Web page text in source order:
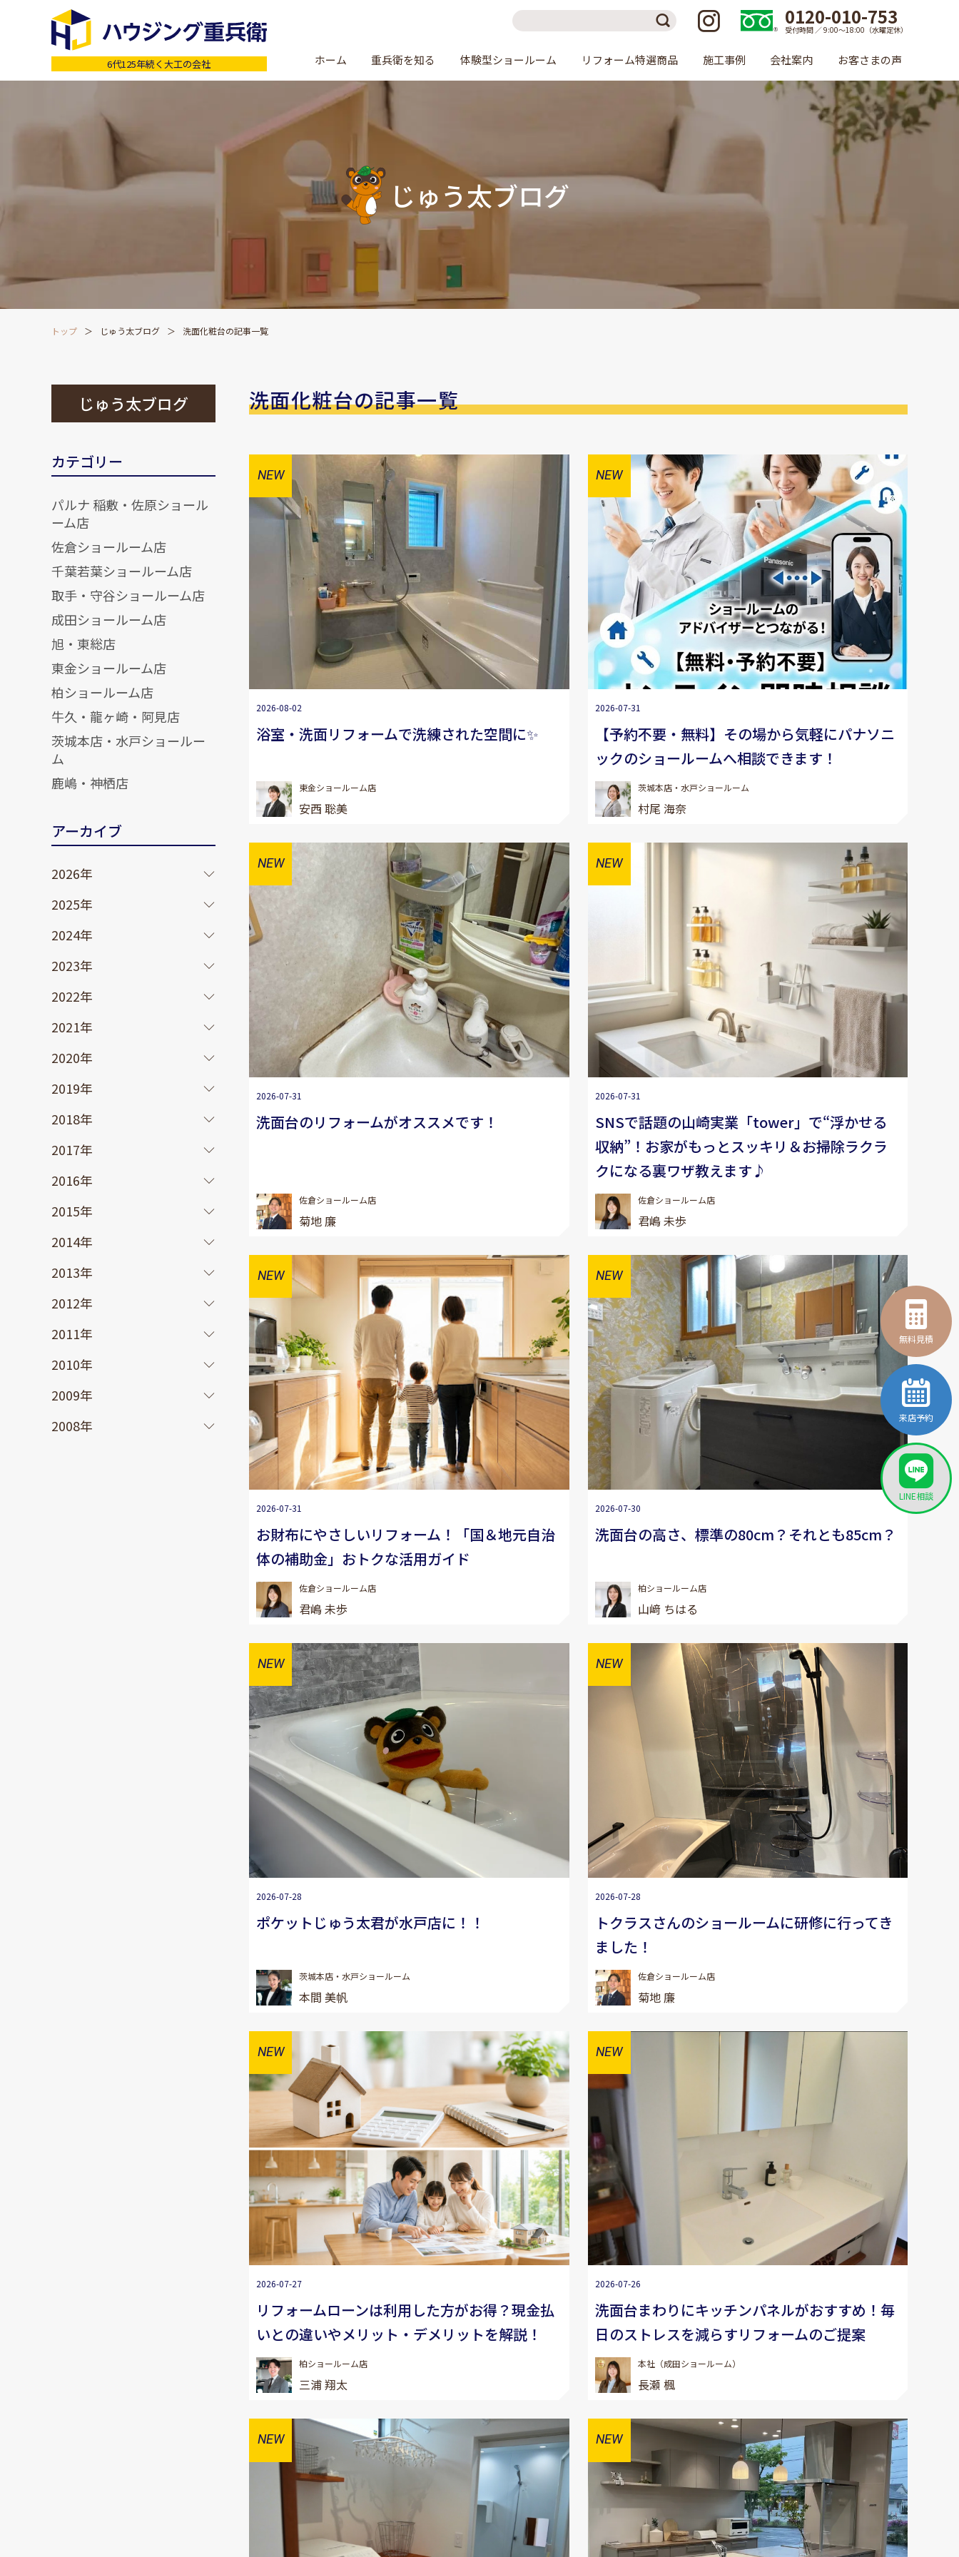
6代125年続く大工の会社
0120-010-753
受付時間 ／ 9:00〜18:00（水曜定休）
ホーム 重兵衛を知る 体験型ショールーム リフォーム特選商品 施工事例 会社案内 お客さまの声
じゅう太ブログ
トップ じゅう太ブログ 洗面化粧台の記事一覧
洗面化粧台の記事一覧
2026-08-02
浴室・洗面リフォームで洗練された空間に✨
東金ショールーム店
安西 聡美
2026-07-31
【予約不要・無料】その場から気軽にパナソニ
ックのショールームへ相談できます！
茨城本店・水戸ショールーム
村尾 海奈
2026-07-31
洗面台のリフォームがオススメです！
佐倉ショールーム店
菊地 廉
2026-07-31
SNSで話題の山崎実業「tower」で“浮かせる
収納”！お家がもっとスッキリ＆お掃除ラクラ
クになる裏ワザ教えます♪
佐倉ショールーム店
君嶋 未歩
2026-07-31
お財布にやさしいリフォーム！「国＆地元自治
体の補助金」おトクな活用ガイド
佐倉ショールーム店
君嶋 未歩
2026-07-30
洗面台の高さ、標準の80cm？それとも85cm？
柏ショールーム店
山﨑 ちはる
2026-07-28
ポケットじゅう太君が水戸店に！！
茨城本店・水戸ショールーム
本間 美帆
2026-07-28
トクラスさんのショールームに研修に行ってき
ました！
佐倉ショールーム店
菊地 廉
2026-07-27
リフォームローンは利用した方がお得？現金払
いとの違いやメリット・デメリットを解説！
柏ショールーム店
三浦 翔太
2026-07-26
洗面台まわりにキッチンパネルがおすすめ！毎
日のストレスを減らすリフォームのご提案
本社（成田ショールーム）
長瀬 楓
じゅう太ブログ
カテゴリー
パルナ 稲敷・佐原ショール
ーム店
佐倉ショールーム店
千葉若葉ショールーム店
取手・守谷ショールーム店
成田ショールーム店
旭・東総店
東金ショールーム店
柏ショールーム店
牛久・龍ヶ崎・阿見店
茨城本店・水戸ショールー
ム
鹿嶋・神栖店
アーカイブ
2026年
2025年
2024年
2023年
2022年
2021年
2020年
2019年
2018年
2017年
2016年
2015年
2014年
2013年
2012年
2011年
2010年
2009年
2008年
無料見積
来店予約
LINE相談